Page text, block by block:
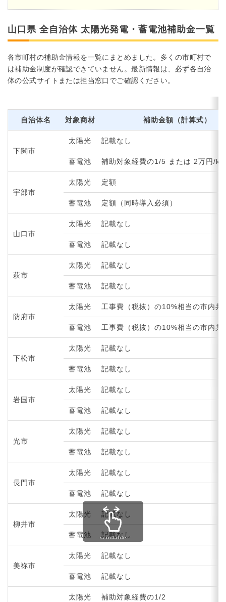
山口県 全自治体 太陽光発電・蓄電池補助金一覧
各市町村の補助金情報を一覧にまとめました。多くの市町村で
は補助金制度が確認できていません。最新情報は、必ず各自治
体の公式サイトまたは担当窓口でご確認ください。
自治体名 対象商材 補助金額（計算式）
下関市
太陽光 記載なし
蓄電池 補助対象経費の1/5 または 2万円/
宇部市
太陽光 定額
蓄電池 定額（同時導入必須）
山口市
太陽光 記載なし
蓄電池 記載なし
萩市
太陽光 記載なし
蓄電池 記載なし
防府市
太陽光 工事費（税抜）の10%相当の市内共
蓄電池 工事費（税抜）の10%相当の市内共
下松市
太陽光 記載なし
蓄電池 記載なし
岩国市
太陽光 記載なし
蓄電池 記載なし
光市
太陽光 記載なし
蓄電池 記載なし
長門市
太陽光 記載なし
蓄電池 記載なし
柳井市
太陽光 記載なし
蓄電池 記載なし
美祢市
太陽光 記載なし
蓄電池 記載なし
太陽光 補助対象経費の1/2
scrollable